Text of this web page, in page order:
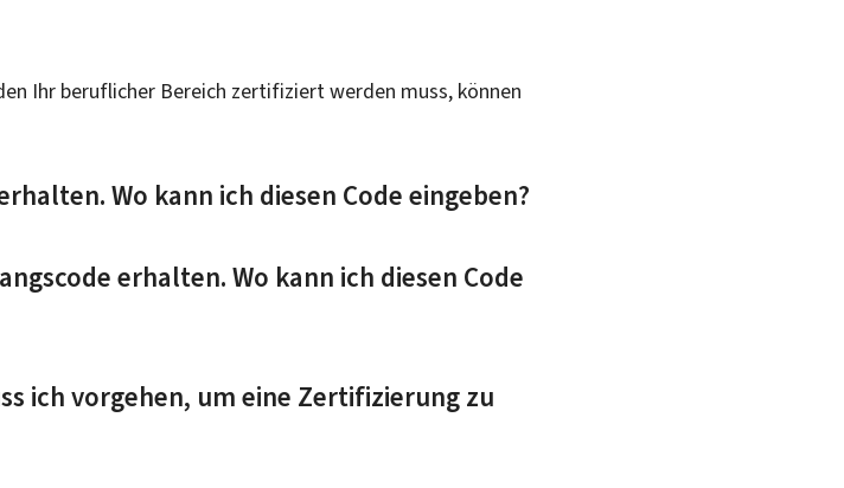
Ihr beruflicher Bereich zertifiziert werden muss, können
Wo kann ich diesen Code eingeben?
erhalten. Wo kann ich diesen Code
ich vorgehen, um eine Zertifizierung zu